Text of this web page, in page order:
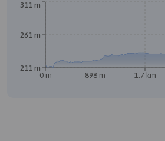
0 m 898 m 1.7 km
211 m
261 m
311 m